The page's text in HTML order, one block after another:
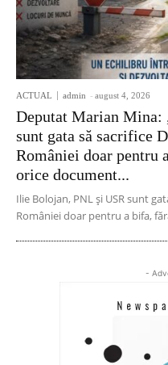
ACTUAL admin - august 4, 2026
Deputat Marian Mina:
sunt gata să sacrifice
României doar pentru
orice document...
Ilie Bolojan, PNL și USR sunt
României doar pentru a bifa,
-